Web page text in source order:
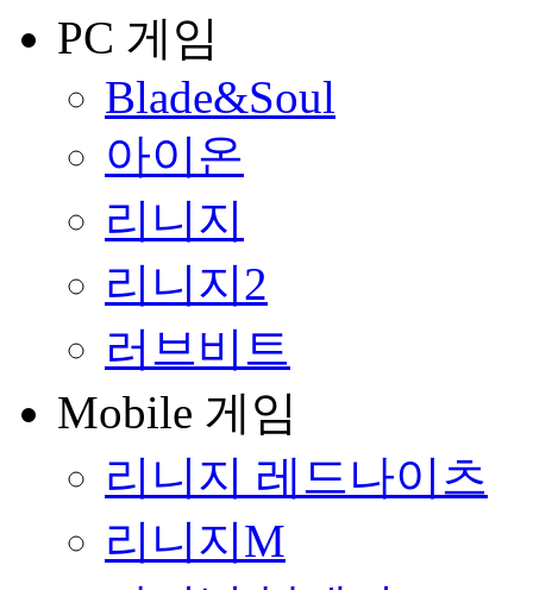
PC 게임
Blade&Soul
아이온
리니지
리니지2
러브비트
Mobile 게임
리니지 레드나이츠
리니지M